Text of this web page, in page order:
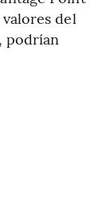
del
podrían